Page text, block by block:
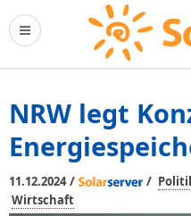
NRW legt
11.12.2024/ /
Wirtschaft